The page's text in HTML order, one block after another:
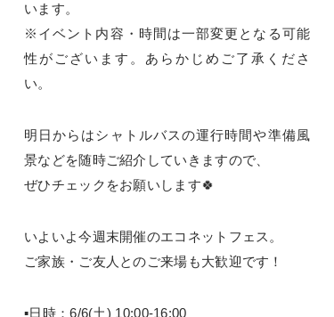
います。
※イベント内容・時間は一部変更となる可能
性がございます。あらかじめご了承くださ
い。
明日からはシャトルバスの運行時間や準備風
景などを随時ご紹介していきますので、
ぜひチェックをお願いします🍀
いよいよ今週末開催のエコネットフェス。
ご家族・ご友人とのご来場も大歓迎です！
▪日時：6/6(土) 10:00-16:00